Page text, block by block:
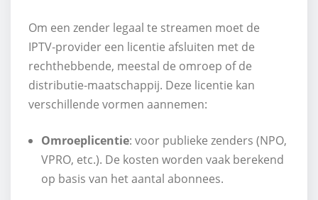
Om een zender legaal te streamen moet de
IPTV‑provider een licentie afsluiten met de
rechthebbende, meestal de omroep of de
distributie‑maatschappij. Deze licentie kan
verschillende vormen aannemen:
Omroeplicentie: voor publieke zenders (NPO,
VPRO, etc.). De kosten worden vaak berekend
op basis van het aantal abonnees.